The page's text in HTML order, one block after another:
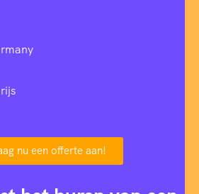
nu een offerte aan!